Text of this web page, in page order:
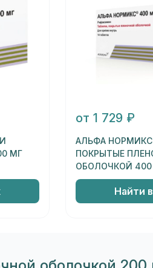
МГ
от 1 729 ₽
АЛЬФА НОРМИКС
ПОКРЫТЫЕ
ОБОЛОЧКОЙ
Найти